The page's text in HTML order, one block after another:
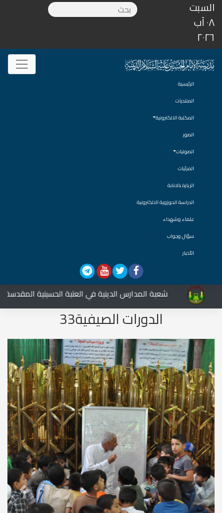
السبت
٠٨ آب
٢٠٢٦
الرئيسية
المنتديات
المكتبة الالكترونية
الصور
الصوتيات
المرئيات
الزيارة بالانابة
الدراسة الحوزوية الالكترونية
علماء وشهداء
سؤال وجواب
الأخبار
شعبة المدارس الدينية في العتبة الحسينية المقدسة
الدورات الصيفية33
Next